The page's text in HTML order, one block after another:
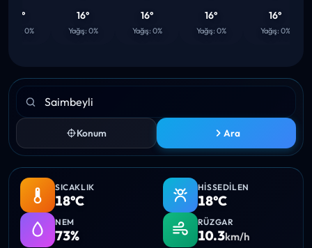
16°
Yağış: 0%
16°
Yağış: 0%
16°
Yağış: 0%
16°
Yağış: 0%
Konum Ara
SICAKLIK
18°C
HISSEDILEN
18°C
NEM
73%
RÜZGAR
10.3km/h